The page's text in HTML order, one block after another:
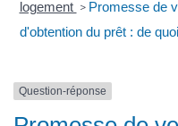
logement > Promesse de
d'obtention du prêt : de
Question-réponse